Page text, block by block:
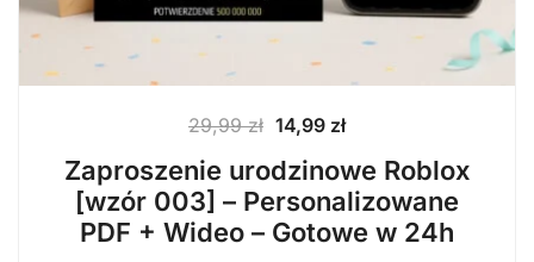
29,99zł Pierwotna
cena
wynosiła:
29,99 zł.
14,99 złAktualna
wynosi:
14,99 zł.
Zaproszenie urodzinowe Roblox
[wzór 003] – Personalizowane
PDF + Wideo – Gotowe w 24h